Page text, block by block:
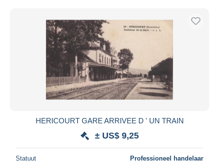
HERICOURT GARE ARRIVEE D ' UN TRAIN
± US$ 9,25
Statuut Professioneel handelaar